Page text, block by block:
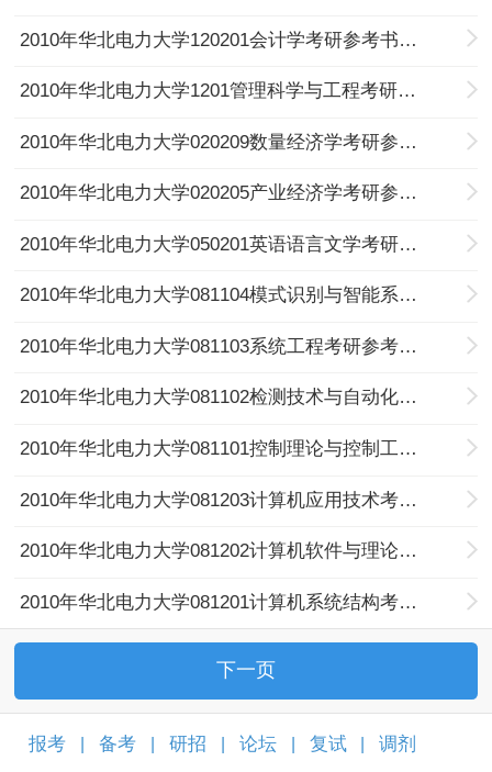
2010年华北电力大学120201会计学考研参考书目及考试科目
2010年华北电力大学1201管理科学与工程考研参考书目及考试科目
2010年华北电力大学020209数量经济学考研参考书目及考试科目
2010年华北电力大学020205产业经济学考研参考书目及考试科目
2010年华北电力大学050201英语语言文学考研参考书目及考试科目
2010年华北电力大学081104模式识别与智能系统考研参考书目及考试科目
2010年华北电力大学081103系统工程考研参考书目及考试科目
2010年华北电力大学081102检测技术与自动化装置考研参考书目及考试科目
2010年华北电力大学081101控制理论与控制工程考研参考书目及考试科目
2010年华北电力大学081203计算机应用技术考研参考书目及考试科目
2010年华北电力大学081202计算机软件与理论考研参考书目及考试科目
2010年华北电力大学081201计算机系统结构考研参考书目及考试科目
下一页
报考 备考 研招 论坛 复试 调剂